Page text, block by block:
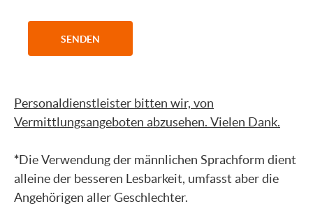
Personaldienstleister bitten wir, von
Vermittlungsangeboten abzusehen. Vielen Dank.
*Die Verwendung der männlichen Sprachform dient
alleine der besseren Lesbarkeit, umfasst aber die
Angehörigen aller Geschlechter.